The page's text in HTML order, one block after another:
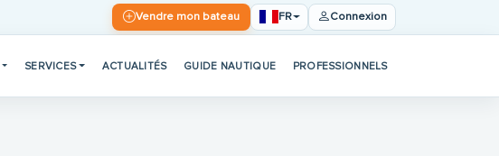
Vendre mon bateau FR Connexion
SERVICES ACTUALITÉS GUIDE NAUTIQUE PROFESSIONNELS